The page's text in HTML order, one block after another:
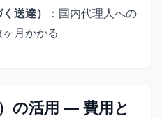
送達）
：国内代理人への
月かかる
の活用 — 費用と